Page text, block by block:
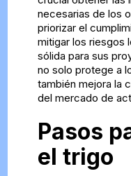
necesarias de los
priorizar el
mitigar los riesgos
sólida para sus
no solo protege a
también mejora la
del mercado de
Pasos
el trigo